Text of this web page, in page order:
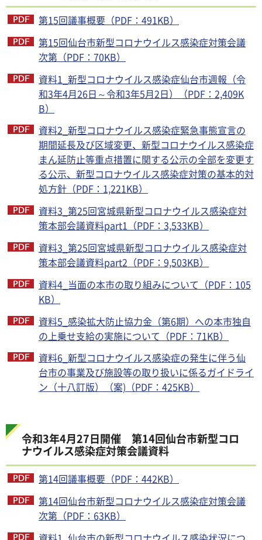
第15回議事概要（PDF：491KB）
第15回仙台市新型コロナウイルス感染症対策会議
次第（PDF：70KB）
資料1_新型コロナウイルス感染症仙台市週報（令
和3年4月26日～令和3年5月2日）（PDF：2,409K
B）
資料2_新型コロナウイルス感染症緊急事態宣言の
期間延長及び区域変更、新型コロナウイルス感染症
まん延防止等重点措置に関する公示の全部を変更す
る公示、新型コロナウイルス感染症対策の基本的対
処方針（PDF：1,221KB）
資料3_第25回宮城県新型コロナウイルス感染症対
策本部会議資料part1（PDF：3,533KB）
資料3_第25回宮城県新型コロナウイルス感染症対
策本部会議資料part2（PDF：9,503KB）
資料4_当面の本市の取り組みについて（PDF：105
KB）
資料5_感染拡大防止協力金（第6期）への本市独自
の上乗せ支給の実施について（PDF：71KB）
資料6_新型コロナウイルス感染症の発生に伴う仙
台市の事業及び施設等の取り扱いに係るガイドライ
ン（十八訂版）（案)（PDF：425KB）
令和3年4月27日開催 第14回仙台市新型コロ
ナウイルス感染症対策会議資料
第14回議事概要（PDF：442KB）
第14回仙台市新型コロナウイルス感染症対策会議
次第（PDF：63KB）